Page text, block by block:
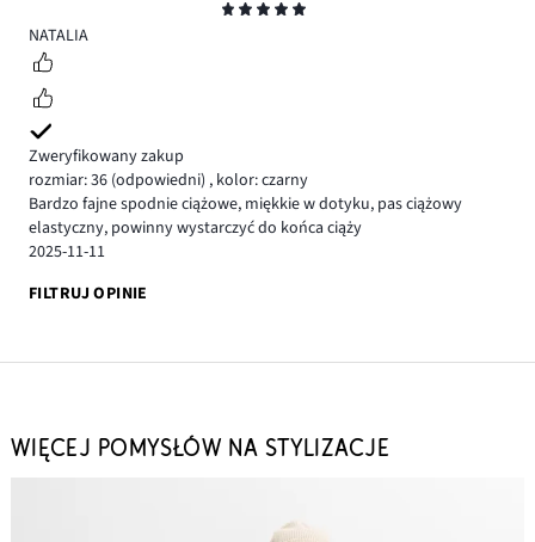
5
NATALIA
Zweryfikowany zakup
rozmiar: 36 (odpowiedni) , kolor: czarny
Bardzo fajne spodnie ciążowe, miękkie w dotyku, pas ciążowy
elastyczny, powinny wystarczyć do końca ciąży
2025-11-11
FILTRUJ OPINIE
WIĘCEJ POMYSŁÓW NA STYLIZACJE